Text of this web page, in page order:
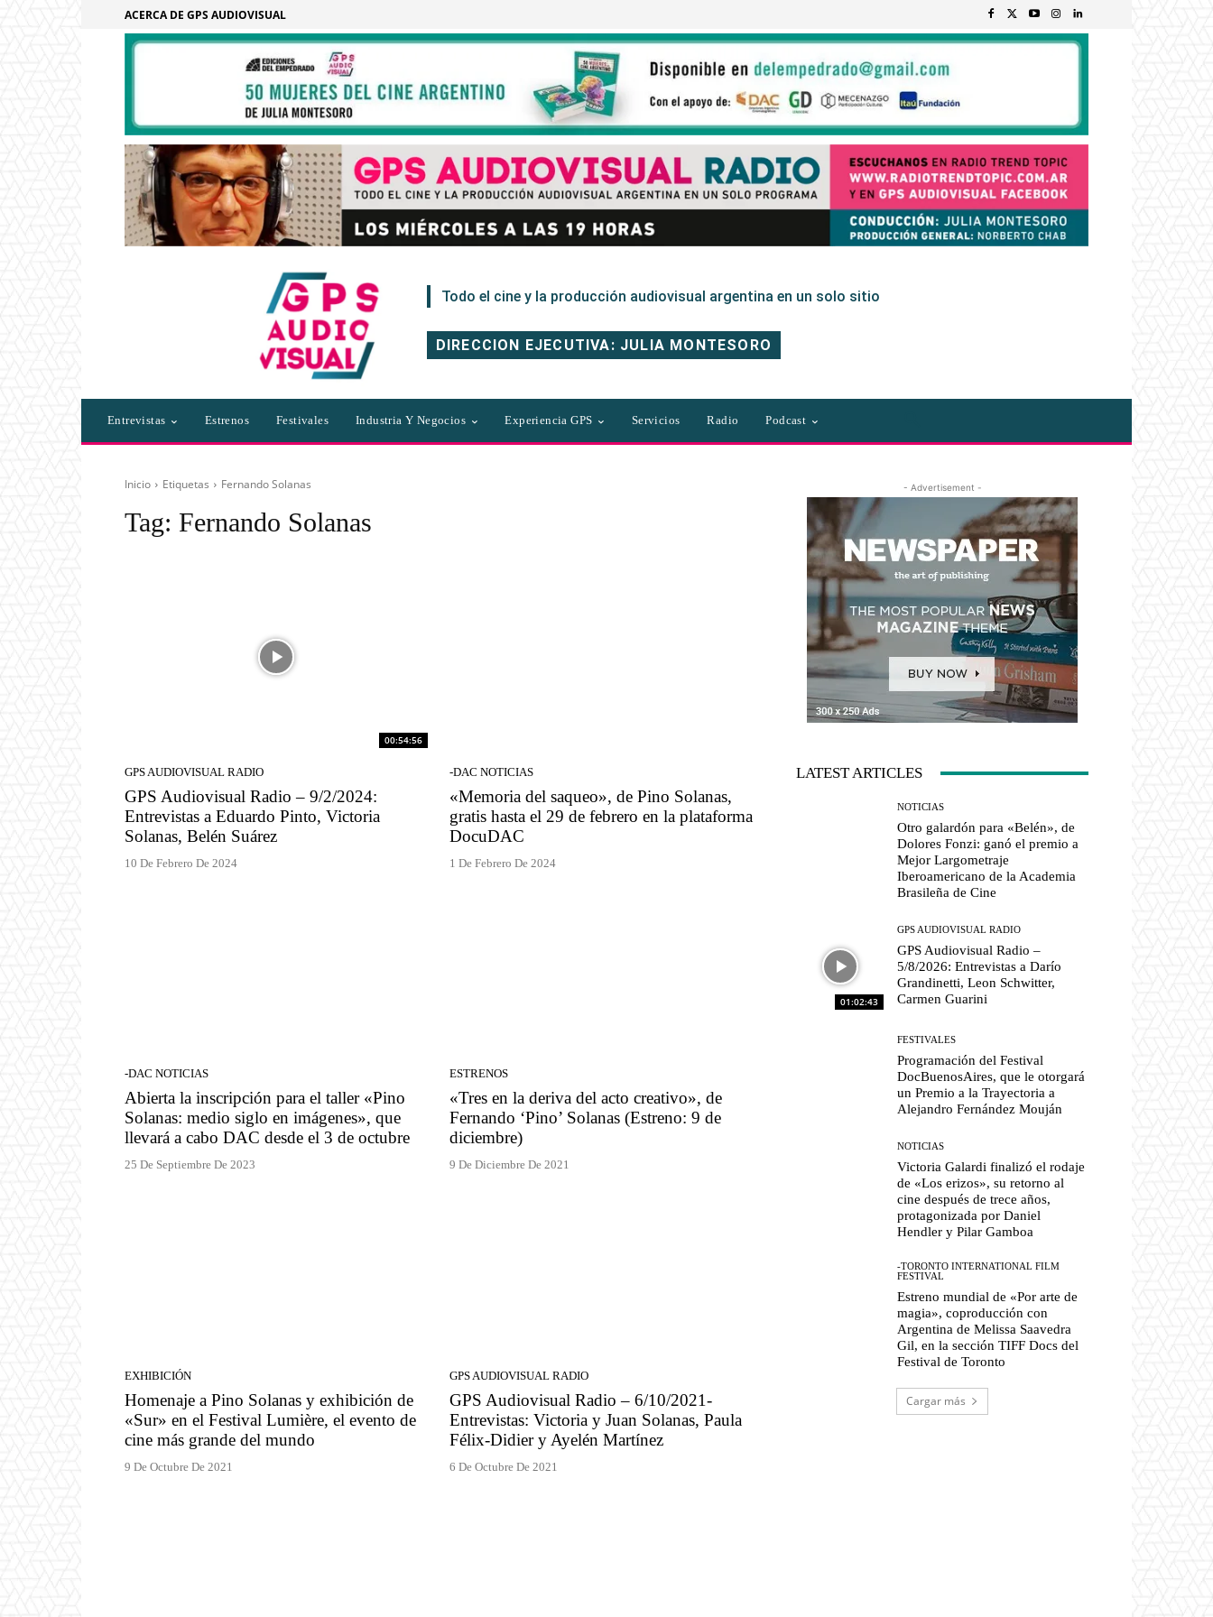
ACERCA DE GPS AUDIOVISUAL
Todo el cine y la producción audiovisual argentina en un solo sitio
DIRECCION EJECUTIVA: JULIA MONTESORO
Entrevistas Estrenos Festivales Industria Y Negocios Experiencia GPS Servicios Radio Podcast
Inicio Etiquetas Fernando Solanas
Tag: Fernando Solanas
00:54:56
GPS AUDIOVISUAL RADIO
GPS Audiovisual Radio – 9/2/2024:
Entrevistas a Eduardo Pinto, Victoria
Solanas, Belén Suárez
10 De Febrero De 2024
-DAC NOTICIAS
«Memoria del saqueo», de Pino Solanas,
gratis hasta el 29 de febrero en la plataforma
DocuDAC
1 De Febrero De 2024
-DAC NOTICIAS
Abierta la inscripción para el taller «Pino
Solanas: medio siglo en imágenes», que
llevará a cabo DAC desde el 3 de octubre
25 De Septiembre De 2023
ESTRENOS
«Tres en la deriva del acto creativo», de
Fernando ‘Pino’ Solanas (Estreno: 9 de
diciembre)
9 De Diciembre De 2021
EXHIBICIÓN
Homenaje a Pino Solanas y exhibición de
«Sur» en el Festival Lumière, el evento de
cine más grande del mundo
9 De Octubre De 2021
GPS AUDIOVISUAL RADIO
GPS Audiovisual Radio – 6/10/2021-
Entrevistas: Victoria y Juan Solanas, Paula
Félix-Didier y Ayelén Martínez
6 De Octubre De 2021
- Advertisement -
LATEST ARTICLES
NOTICIAS
Otro galardón para «Belén», de
Dolores Fonzi: ganó el premio a
Mejor Largometraje
Iberoamericano de la Academia
Brasileña de Cine
01:02:43
GPS AUDIOVISUAL RADIO
GPS Audiovisual Radio –
5/8/2026: Entrevistas a Darío
Grandinetti, Leon Schwitter,
Carmen Guarini
FESTIVALES
Programación del Festival
DocBuenosAires, que le otorgará
un Premio a la Trayectoria a
Alejandro Fernández Mouján
NOTICIAS
Victoria Galardi finalizó el rodaje
de «Los erizos», su retorno al
cine después de trece años,
protagonizada por Daniel
Hendler y Pilar Gamboa
-TORONTO INTERNATIONAL FILM
FESTIVAL
Estreno mundial de «Por arte de
magia», coproducción con
Argentina de Melissa Saavedra
Gil, en la sección TIFF Docs del
Festival de Toronto
Cargar más